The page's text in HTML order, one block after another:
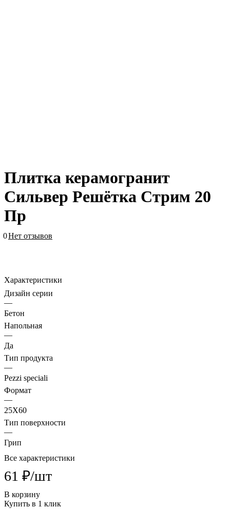
Плитка керамогранит
Сильвер Решётка Стрим 20
Пр
0Нет отзывов
Характеристики
Дизайн серии
—
Бетон
Напольная
—
Да
Тип продукта
—
Pezzi speciali
Формат
—
25X60
Тип поверхности
—
Грип
Все характеристики
61 ₽/шт
В корзину
Купить в 1 клик